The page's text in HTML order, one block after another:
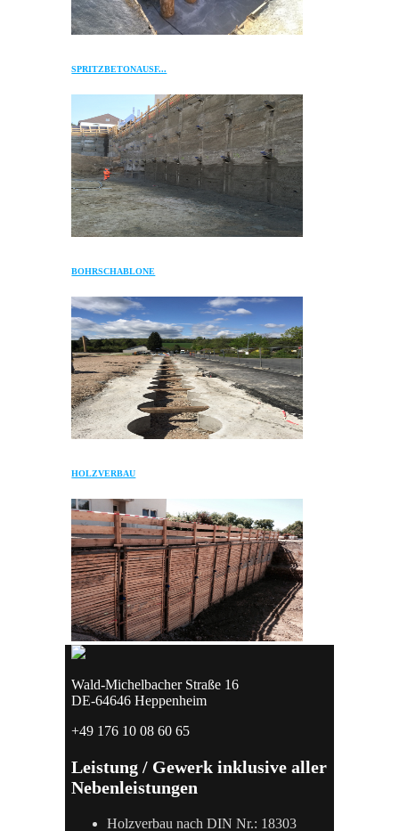
SPRITZBETONAUSF...
BOHRSCHABLONE
HOLZVERBAU
Wald-Michelbacher Straße 16
DE-64646 Heppenheim
+49 176 10 08 60 65
Leistung / Gewerk inklusive aller
Nebenleistungen
Holzverbau nach DIN Nr.: 18303